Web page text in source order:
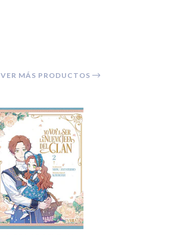
VER MÁS PRODUCTOS